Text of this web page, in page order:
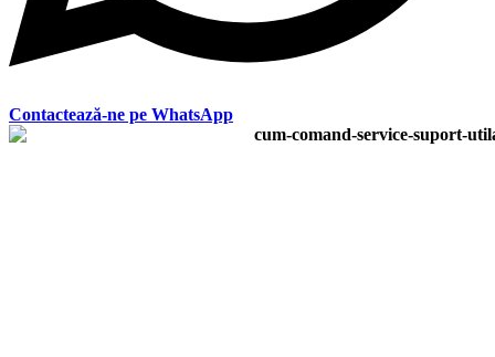
Contactează-ne pe WhatsApp